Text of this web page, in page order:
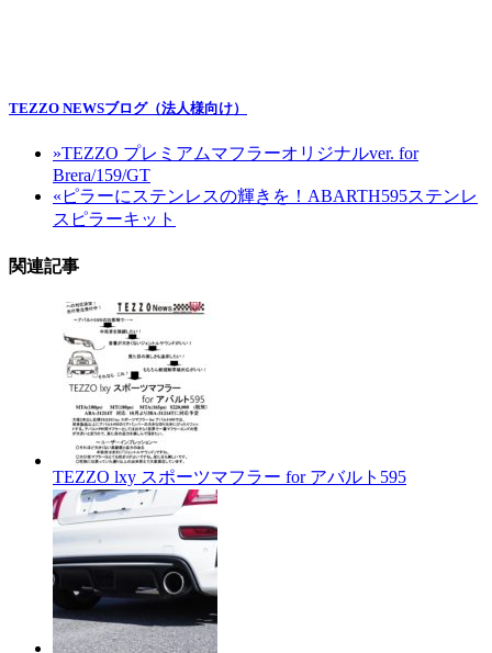
TEZZO NEWSブログ（法人様向け）
»TEZZO プレミアムマフラーオリジナルver. for
Brera/159/GT
« ピラーにステンレスの輝きを！ABARTH595ステンレ
スピラーキット
関連記事
TEZZO lxy スポーツマフラー for アバルト595